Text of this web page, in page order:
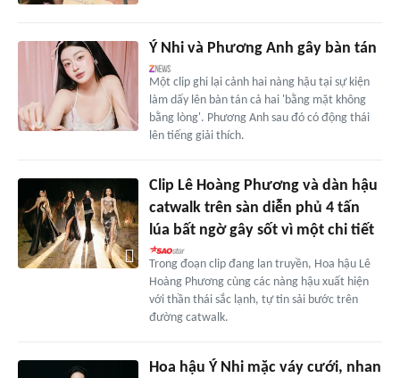
Ý Nhi và Phương Anh gây bàn tán
Một clip ghi lại cảnh hai nàng hậu tại sự kiện
làm dấy lên bàn tán cả hai 'bằng mặt không
bằng lòng'. Phương Anh sau đó có động thái
lên tiếng giải thích.
Clip Lê Hoàng Phương và dàn hậu
catwalk trên sàn diễn phủ 4 tấn
lúa bất ngờ gây sốt vì một chi tiết
Trong đoạn clip đang lan truyền, Hoa hậu Lê
Hoàng Phương cùng các nàng hậu xuất hiện
với thần thái sắc lạnh, tự tin sải bước trên
đường catwalk.
Hoa hậu Ý Nhi mặc váy cưới, nhan